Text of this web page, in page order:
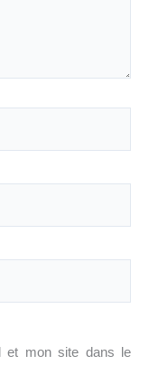
et mon site dans le